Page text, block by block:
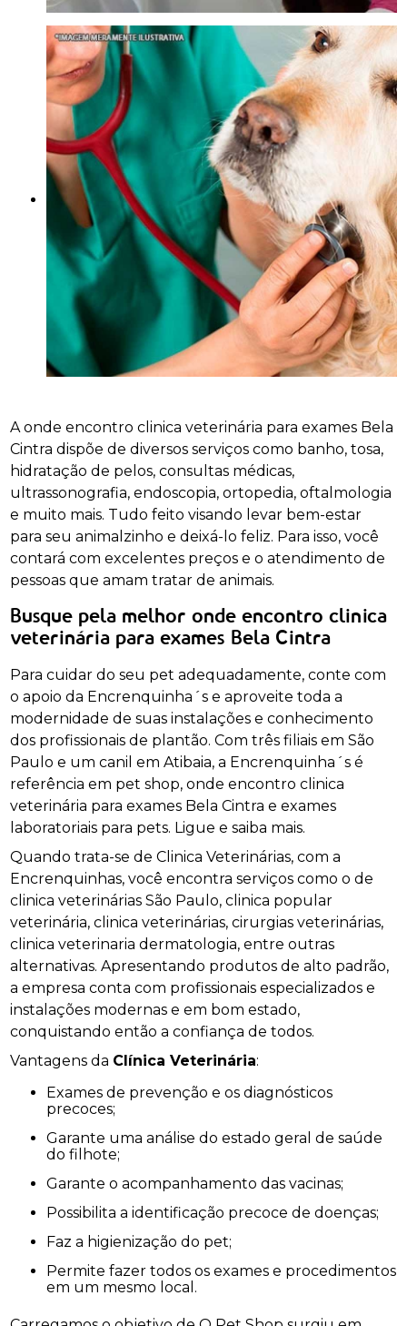
A onde encontro clinica veterinária para exames Bela
Cintra dispõe de diversos serviços como banho, tosa,
hidratação de pelos, consultas médicas,
ultrassonografia, endoscopia, ortopedia, oftalmologia
e muito mais. Tudo feito visando levar bem-estar
para seu animalzinho e deixá-lo feliz. Para isso, você
contará com excelentes preços e o atendimento de
pessoas que amam tratar de animais.
Busque pela melhor onde encontro clinica
veterinária para exames Bela Cintra
Para cuidar do seu pet adequadamente, conte com
o apoio da Encrenquinha´s e aproveite toda a
modernidade de suas instalações e conhecimento
dos profissionais de plantão. Com três filiais em São
Paulo e um canil em Atibaia, a Encrenquinha´s é
referência em pet shop, onde encontro clinica
veterinária para exames Bela Cintra e exames
laboratoriais para pets. Ligue e saiba mais.
Quando trata-se de Clinica Veterinárias, com a
Encrenquinhas, você encontra serviços como o de
clinica veterinárias São Paulo, clinica popular
veterinária, clinica veterinárias, cirurgias veterinárias,
clinica veterinaria dermatologia, entre outras
alternativas. Apresentando produtos de alto padrão,
a empresa conta com profissionais especializados e
instalações modernas e em bom estado,
conquistando então a confiança de todos.
Vantagens da Clínica Veterinária:
Exames de prevenção e os diagnósticos
precoces;
Garante uma análise do estado geral de saúde
do filhote;
Garante o acompanhamento das vacinas;
Possibilita a identificação precoce de doenças;
Faz a higienização do pet;
Permite fazer todos os exames e procedimentos
em um mesmo local.